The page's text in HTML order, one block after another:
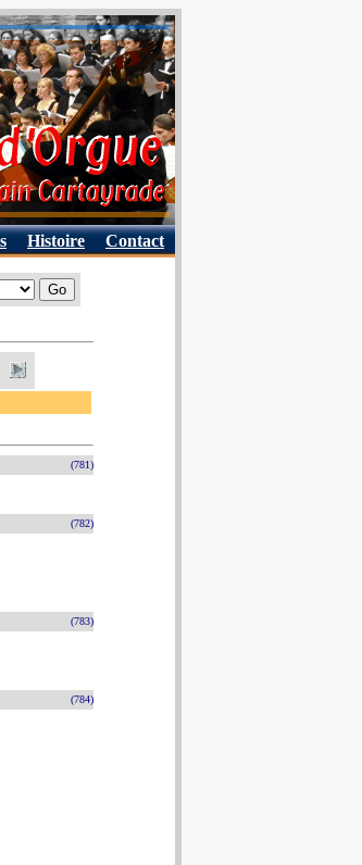
Histoire Contact
(781)
(782)
(783)
(784)